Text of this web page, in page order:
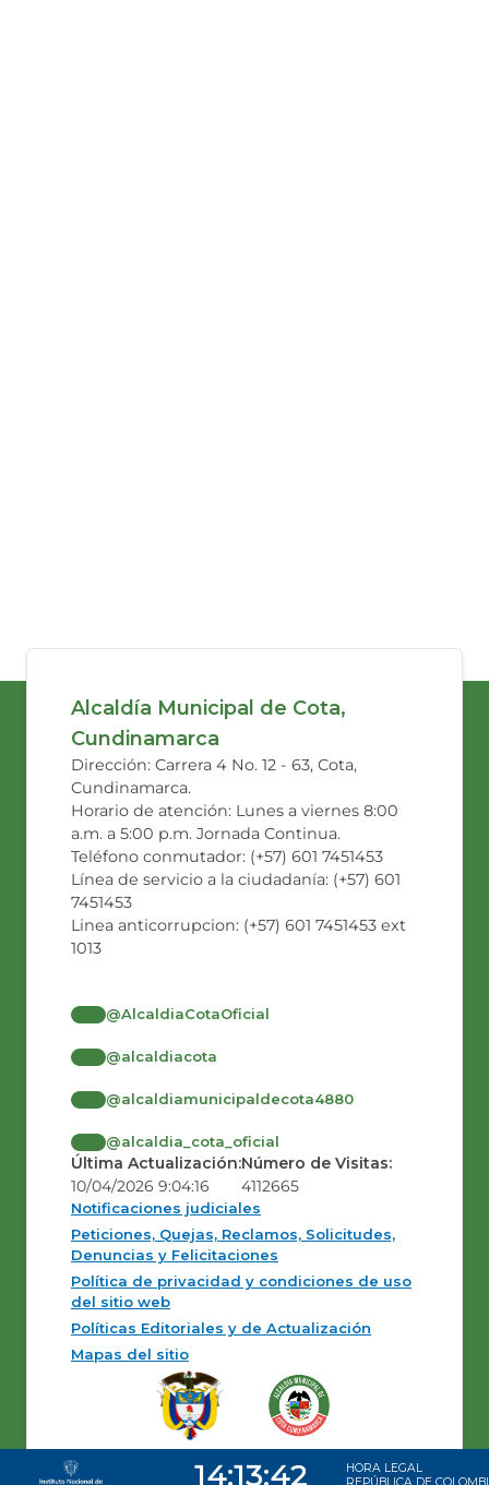
Alcaldía Municipal de Cota,
Cundinamarca
Dirección: Carrera 4 No. 12 - 63, Cota,
Cundinamarca.
Horario de atención: Lunes a viernes 8:00
a.m. a 5:00 p.m. Jornada Continua.
Teléfono conmutador: (+57) 601 7451453
Línea de servicio a la ciudadanía: (+57) 601
7451453
Linea anticorrupcion: (+57) 601 7451453 ext
1013
@AlcaldiaCotaOficial
@alcaldiacota
@alcaldiamunicipaldecota4880
@alcaldia_cota_oficial
Última Actualización:
10/04/2026 9:04:16
Número de Visitas:
4112665
Notificaciones judiciales
Peticiones, Quejas, Reclamos, Solicitudes,
Denuncias y Felicitaciones
Política de privacidad y condiciones de uso
del sitio web
Políticas Editoriales y de Actualización
Mapas del sitio